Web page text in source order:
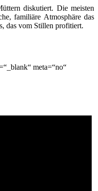
diskutiert. Die meisten
familiäre Atmosphäre das
das vom Stillen profitiert.
meta=“no“